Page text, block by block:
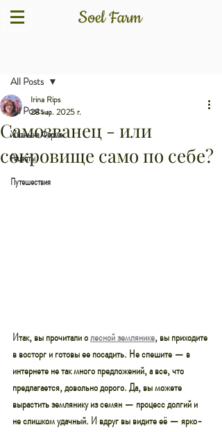
All Posts
Жизнь на Ферме
Рецепты
Путешествия
All Posts
Самозванец - или
сокровище само по себе?
Irina Rips
28 мар. 2025 г.
Итак, вы прочитали о лесной землянике, вы приходите
в восторг и готовы ее посадить. Не спешите — в
интернете не так много предложений, а все, что
предлагается, довольно дорого. Да, вы можете
вырастить землянику из семян — процесс долгий и
не слишком удачный. И вдруг вы видите её — ярко-